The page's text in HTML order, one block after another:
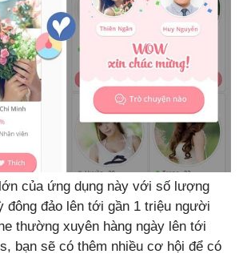
của ứng dụng này với số lượng
đông đảo lên tới gần 1 triệu người
thường xuyên hàng ngày lên tới
bạn sẽ có thêm nhiều cơ hội để có